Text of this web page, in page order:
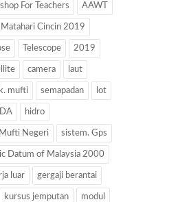
For Teachers AAWT
Matahari Cincin 2019
Telescope 2019
camera laut
mufti semapadan lot
hidro
Mufti Negeri sistem. Gps
Datum of Malaysia 2000
luar gergaji berantai
kursus jemputan modul